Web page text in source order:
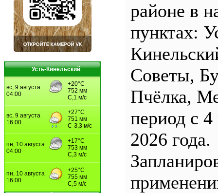
Усть-Кинельский
районе в
пунктах:
Советы,
Пчёлка,
период с 4
2026 года.